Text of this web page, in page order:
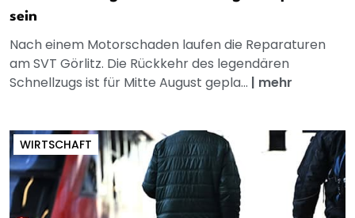
sein
Nach einem Motorschaden laufen die Reparaturen
am SVT Görlitz. Die Rückkehr des legendären
Schnellzugs ist für Mitte August gepla... | mehr
WIRTSCHAFT